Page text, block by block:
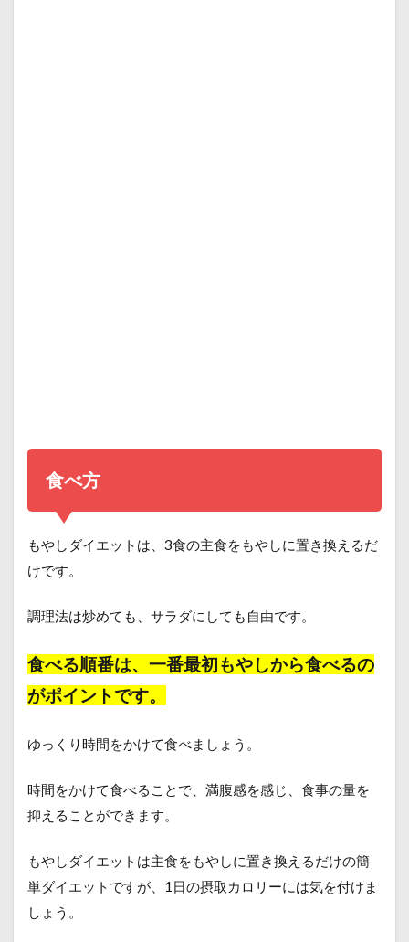
食べ方
もやしダイエットは、3食の主食をもやしに置き換えるだ
けです。
調理法は炒めても、サラダにしても自由です。
食べる順番は、一番最初もやしから食べるの
がポイントです。
ゆっくり時間をかけて食べましょう。
時間をかけて食べることで、満腹感を感じ、食事の量を
抑えることができます。
もやしダイエットは主食をもやしに置き換えるだけの簡
単ダイエットですが、1日の摂取カロリーには気を付けま
しょう。